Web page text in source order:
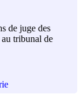
de juge des
tribunal de